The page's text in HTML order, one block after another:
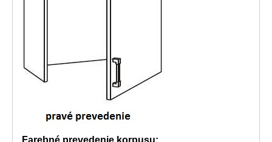
Farebné prevedenie korpusu: